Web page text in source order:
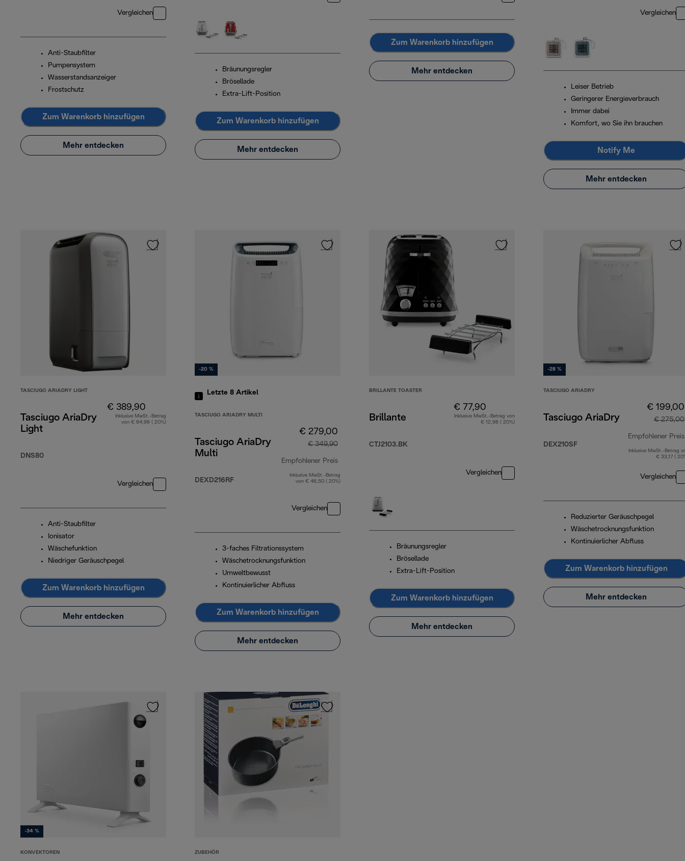
Vergleichen
Anti-Staubfilter
Pumpensystem
Wasserstandsanzeiger
Frostschutz
Zum Warenkorb hinzufügen
Mehr entdecken
Bräunungsregler
Brösellade
Extra-Lift-Position
Zum Warenkorb hinzufügen
Mehr entdecken
Zum Warenkorb hinzufügen
Mehr entdecken
Vergleichen
Leiser Betrieb
Geringerer Energieverbrauch
Immer dabei
Komfort, wo Sie ihn brauchen
Notify Me
Mehr entdecken
TASCIUGO ARIADRY LIGHT
Tasciugo AriaDry
Light
DNS80
€ 389,90
Inklusive MwSt.-Betrag
von € 64,98 ( 20%)
Vergleichen
Anti-Staubfilter
Ionisator
Wäschefunktion
Niedriger Geräuschpegel
Zum Warenkorb hinzufügen
Mehr entdecken
-20 %
Letzte 8 Artikel
TASCIUGO ARIADRY MULTI
Tasciugo AriaDry
Multi
DEXD216RF
€ 279,00
€ 349,90
Empfohlener Preis
Originalpreis € 349,90
Inklusive MwSt.-Betrag
von € 46,50 ( 20%)
Vergleichen
3-faches Filtrationssystem
Wäschetrocknungsfunktion
Umweltbewusst
Kontinuierlicher Abfluss
Zum Warenkorb hinzufügen
Mehr entdecken
BRILLANTE TOASTER
Brillante
CTJ2103.BK
€ 77,90
Inklusive MwSt.-Betrag von
€ 12,98 ( 20%)
Vergleichen
Bräunungsregler
Brösellade
Extra-Lift-Position
Zum Warenkorb hinzufügen
Mehr entdecken
-28 %
TASCIUGO ARIADRY
Tasciugo AriaDry
DEX210SF
€ 199,00
€ 275,00
Empfohlener Preis
Inklusive MwSt.-Betrag
€ 33,17 (
Vergleichen
Reduzierter Geräuschpegel
Wäschetrocknungsfunktion
Kontinuierlicher Abfluss
Zum Warenkorb hinzufügen
Mehr entdecken
-34 %
KONVEKTOREN ZUBEHÖR